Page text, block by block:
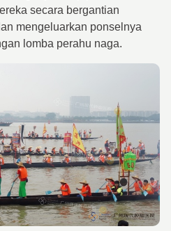
secara bergantian
mengeluarkan ponselnya
lomba perahu naga.